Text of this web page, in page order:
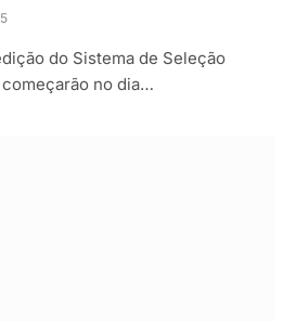
do Sistema de Seleção
no dia…